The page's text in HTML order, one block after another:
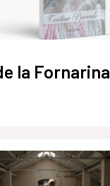
la Fornarina